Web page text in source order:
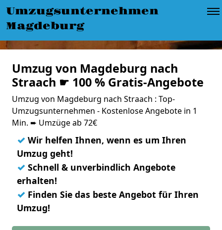
Umzugsunternehmen
Magdeburg
Umzug von Magdeburg nach
Straach ☛ 100 % Gratis-Angebote
Umzug von Magdeburg nach Straach : Top-
Umzugsunternehmen - Kostenlose Angebote in 1
Min. ➨ Umzüge ab 72€
✓ Wir helfen Ihnen, wenn es um Ihren
Umzug geht!
✓ Schnell & unverbindlich Angebote
erhalten!
✓ Finden Sie das beste Angebot für Ihren
Umzug!